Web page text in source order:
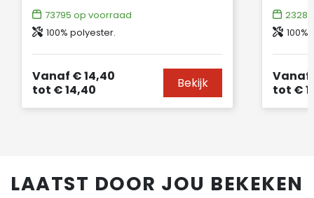
73795 op voorraad
100% polyester.
Vanaf € 14,40
tot € 14,40 Bekijk
23284
100%
Vanaf
tot €
LAATST DOOR JOU BEKEKEN